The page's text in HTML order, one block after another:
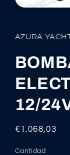
1
en
ventana
modal
AZURA
12/
Precio
€1.068,03
Cantidad